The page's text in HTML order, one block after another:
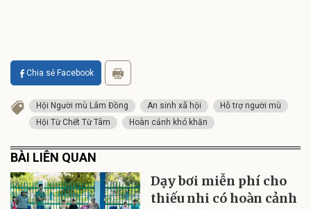
Chia sẻ Facebook
Hội Người mù Lâm Đồng An sinh xã hội
Hỗ trợ người mù
Hội Từ Chết Từ Tâm
Hoàn cảnh khó khăn
BÀI LIÊN QUAN
Dạy bơi miễn phí cho
thiếu nhi có hoàn cảnh